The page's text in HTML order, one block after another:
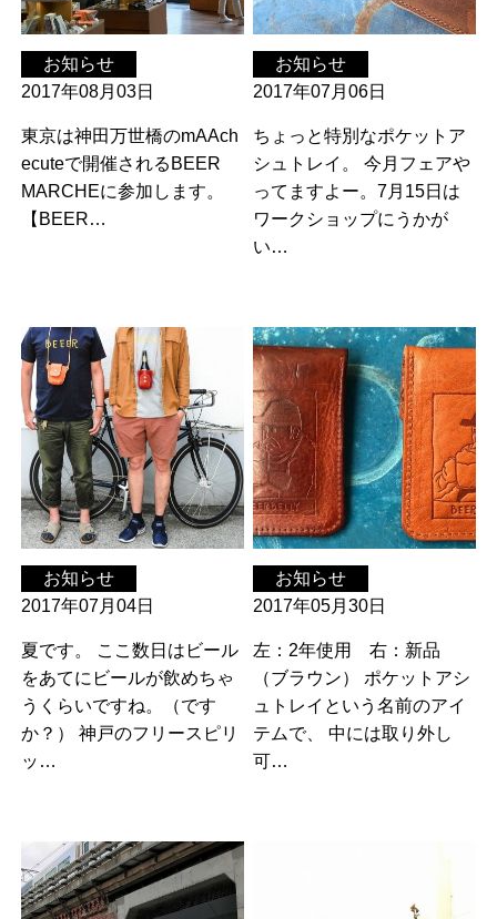
お知らせ
2017年08月03日
東京は神田万世橋のmAAch
ecuteで開催されるBEER
MARCHEに参加します。
【BEER…
お知らせ
2017年07月06日
ちょっと特別なポケットア
シュトレイ。 今月フェアや
ってますよー。7月15日は
ワークショップにうかが
い…
お知らせ
2017年07月04日
夏です。 ここ数日はビール
をあてにビールが飲めちゃ
うくらいですね。（です
か？） 神戸のフリースピリ
ッ…
お知らせ
2017年05月30日
左：2年使用 右：新品
（ブラウン） ポケットアシ
ュトレイという名前のアイ
テムで、 中には取り外し
可…